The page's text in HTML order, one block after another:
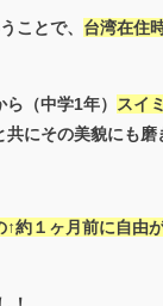
ことで、 台湾在住
（中学1年）
スイ
にその美貌にも磨
約１ヶ月前に自由